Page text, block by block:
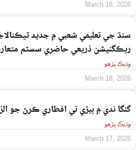
March 18, 2026
سنڌ جي تعليمي شعبي ۾ جديد
ريڪگنيشن ذريعي حاضري سسٽم
وڌيڪ پڙهو
March 18, 2026
گنگا ندي ۾ ٻيڙي تي افطاري ڪرڻ جو الزام، 14 نوجوان
وڌيڪ پڙهو
March 17, 2026